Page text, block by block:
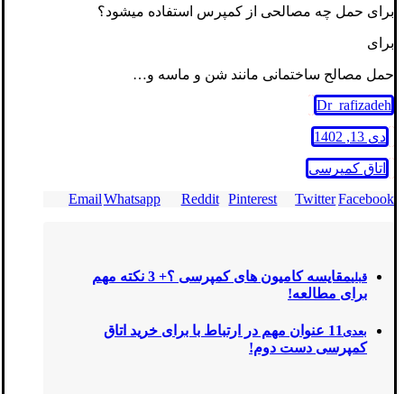
برای حمل چه مصالحی از کمپرس استفاده میشود؟
برای
حمل مصالح ساختمانی مانند شن و ماسه و…
Dr_rafizadeh
دی 13, 1402
اتاق کمپرسی
Facebook
Twitter
Pinterest
Reddit
Whatsapp
Email
قبلی
مقایسه کامیون های کمپرسی ؟+ 3 نکته مهم
برای مطالعه!
بعدی
11 عنوان مهم در ارتباط با برای خرید اتاق
کمپرسی دست دوم!